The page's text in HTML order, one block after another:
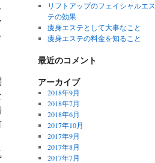
リフトアップのフェイシャルエス
テの効果
痩身エステとして大事なこと
痩身エステの料金を知ること
最近のコメント
アーカイブ
2018年9月
2018年7月
2018年6月
2017年10月
2017年9月
2017年8月
2017年7月